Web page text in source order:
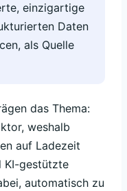
einzigartige
Daten
als Quelle
das Thema:
weshalb
auf Ladezeit
KI-gestützte
automatisch zu